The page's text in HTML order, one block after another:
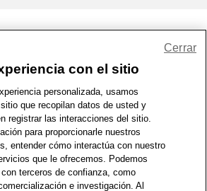
| Términos de Uso | Accesibilidad
| WA Privacy Policy | Mapa del sitio
| © 1999 - 2026 CVS.com
con el sitio
personalizada, usamos
que recopilan datos de usted y
registrar las interacciones del sitio.
para proporcionarle nuestros
entender cómo interactúa con nuestro
que le ofrecemos. Podemos
terceros de confianza, como
e investigación. Al
Cerrar